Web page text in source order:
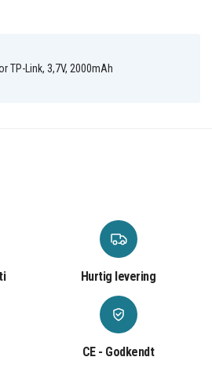
TP-Link, 3,7V, 2000mAh
Hurtig levering
CE - Godkendt